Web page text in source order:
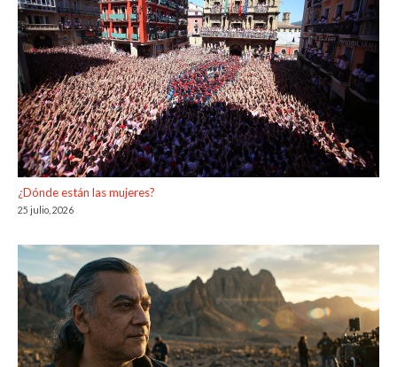
¿Dónde están las mujeres?
25 julio, 2026